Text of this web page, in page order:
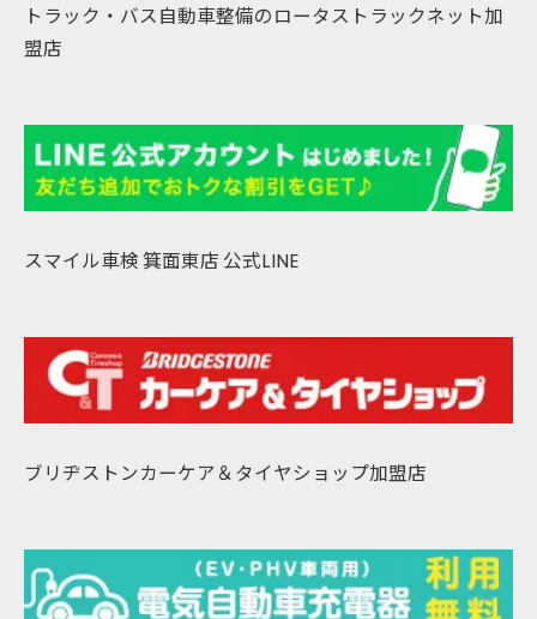
トラック・バス自動車整備のロータストラックネット加
盟店
スマイル車検 箕面東店 公式LINE
ブリヂストンカーケア＆タイヤショップ加盟店